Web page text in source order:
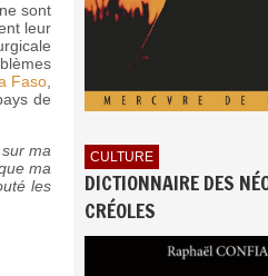
sont
leur
Faso
de
ma
ma
les
CULTURE
DICTIONNAIRE DES
CRÉOLES